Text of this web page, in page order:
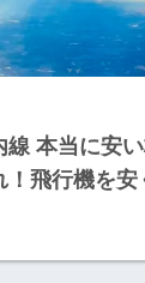
線 本当に安
！飛行機を安